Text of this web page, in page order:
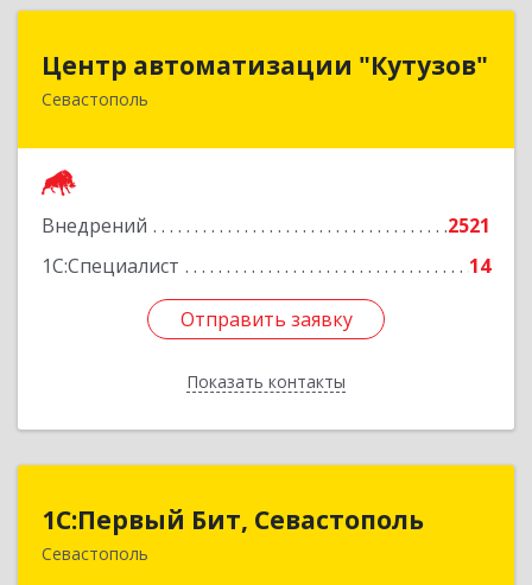
Центр автоматизации "Кутузов"
Севастополь
Внедрений
2521
1С:Специалист
14
Отправить заявку
Показать контакты
299011, Севастополь г, Генерала Петрова ул,
Отправить заявку
Назад
1С:Первый Бит, Севастополь
Севастополь
1С:Первый Бит, Севастополь
299007, Севастополь г, 4-я Бастионная ул, дом